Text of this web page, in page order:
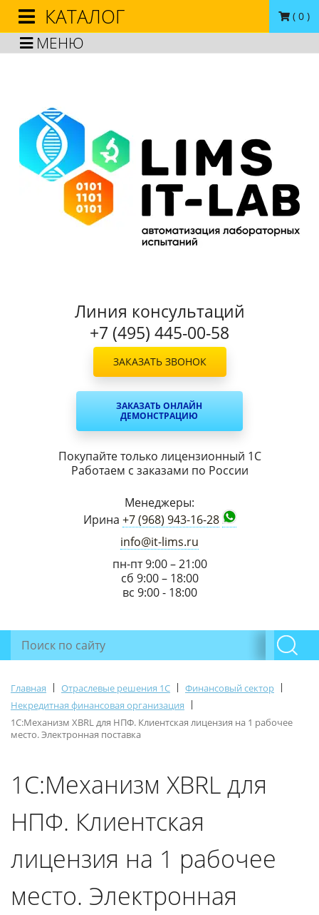
МЕНЮ
( 0 )
Линия консультаций
+7 (495) 445-00-58
ЗАКАЗАТЬ ЗВОНОК
ЗАКАЗАТЬ ОНЛАЙН
ДЕМОНСТРАЦИЮ
Покупайте только лицензионный 1С
Работаем с заказами по России
Менеджеры:
Ирина +7 (968) 943-16-28
info@it-lims.ru
пн-пт 9:00 – 21:00
сб 9:00 – 18:00
вс 9:00 - 18:00
КАТАЛОГ
Главная | Отраслевые решения 1С | Финансовый сектор |
Некредитная финансовая организация
|
1С:Механизм XBRL для НПФ. Клиентская лицензия на 1 рабочее
место. Электронная поставка
1С:Механизм XBRL для
НПФ. Клиентская
лицензия на 1 рабочее
место. Электронная